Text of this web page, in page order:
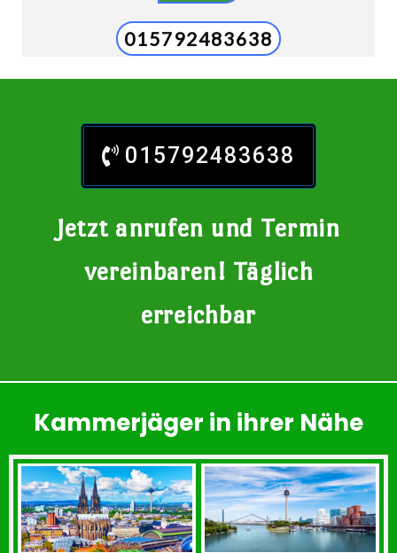
015792483638
015792483638
Jetzt anrufen und Termin
vereinbaren! Täglich
erreichbar
Kammerjäger in ihrer Nähe